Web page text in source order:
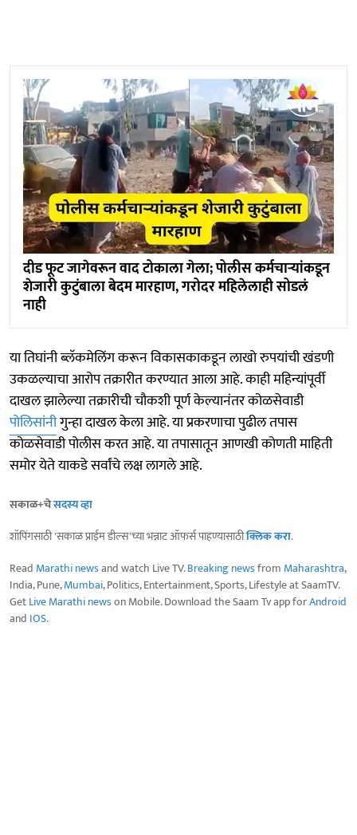
दीड फूट जागेवरून वाद टोकाला गेला; पोलीस कर्मचाऱ्यांकडून
शेजारी कुटुंबाला बेदम मारहाण, गरोदर महिलेलाही सोडलं
नाही
या तिघांनी ब्लॅकमेलिंग करून विकासकाकडून लाखो रुपयांची खंडणी
उकळल्याचा आरोप तक्रारीत करण्यात आला आहे. काही महिन्यांपूर्वी
दाखल झालेल्या तक्रारीची चौकशी पूर्ण केल्यानंतर कोळसेवाडी
पोलिसांनीगुन्हा दाखल केला आहे. या प्रकरणाचा पुढील तपास
कोळसेवाडी पोलीस करत आहे. या तपासातून आणखी कोणती माहिती
समोर येते याकडे सर्वांचे लक्ष लागले आहे.
सकाळ+चेसदस्य व्हा
शॉपिंगसाठी 'सकाळ प्राईम डील्स'च्या भन्नाट ऑफर्स पाहण्यासाठीक्लिक करा.
Read Marathi newsand watch Live TV.Breaking newsfrom Maharashtra,
India, Pune,Mumbai, Politics, Entertainment, Sports, Lifestyle at SaamTV.
GetLive Marathi newson Mobile. Download the Saam Tv app forAndroid
and IOS.